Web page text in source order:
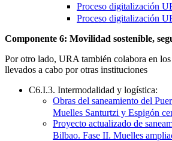
Proceso digitalización
Proceso digitalización
Componente 6: Movilidad sostenible,
Por otro lado, URA también colabora en
llevados a cabo por otras instituciones
C6.I.3. Intermodalidad y logística:
Obras del saneamiento del
Muelles Santurtzi y Espigón
Proyecto actualizado de
Bilbao. Fase II. Muelles